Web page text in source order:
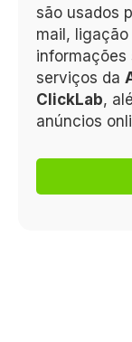
são usados
mail,
informações
serviços da
ClickLab,
anúncios